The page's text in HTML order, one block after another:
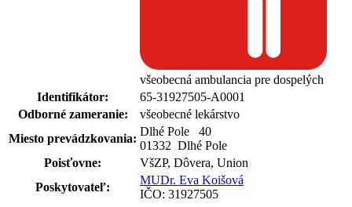
všeobecná ambulancia pre dospelých
Identifikátor:
65-31927505-A0001
Odborné zameranie:
všeobecné lekárstvo
Miesto prevádzkovania:
Dlhé Pole 40
01332 Dlhé Pole
Poisťovne:
VšZP, Dôvera, Union
Poskytovateľ:
MUDr. Eva Koišová
IČO: 31927505